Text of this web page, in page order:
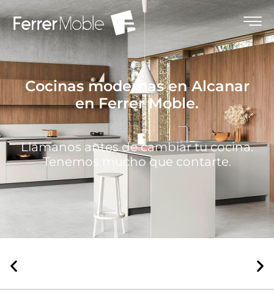
Cocinas modernas en Alcanar
en Ferrer Moble.
Llámanos antes de cambiar tu cocina.
Tenemos mucho que contarte.
La mejor atención